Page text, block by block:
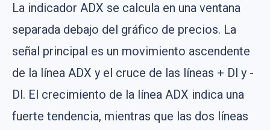
La indicador ADX se calcula en una ventana
separada debajo del gráfico de precios. La
señal principal es un movimiento ascendente
de la línea ADX y el cruce de las líneas + Dl y -
Dl. El crecimiento de la línea ADX indica una
fuerte tendencia, mientras que las dos líneas